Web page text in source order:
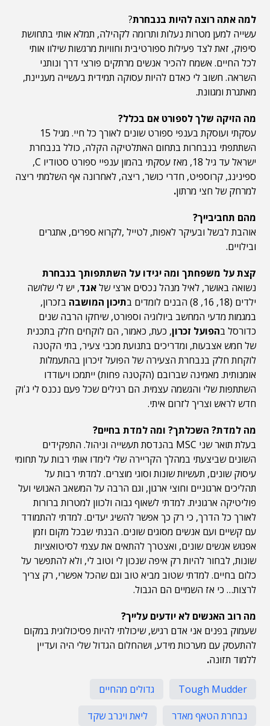
למה אתה רוצה להיות בנבחרת?
עשייה למען מטרות נעלות ותרומה לקהילה, תמלא אותי בתחושת
סיפוק, זאת לצד פעילות ספורטיבית וחוויות מרגשות שילוו אותי
לכל החיים. אשמח להכיר אנשים מרתקים פורצי דרך ונותני
השראה. חשוב לי כאדם להיות עסוקה תמידית בעשייה מעניינת,
מאתגרת ומגוונת.
מה הזיקה שלך לספורט אם בכלל?
עסקתי ועוסקת בענפי ספורט שונים לאורך כל חיי. מגיל 15
השתתפתי בנבחרות בתחום האתלטיקה הקלה, כולל בנבחרת
ישראל עד גיל 18, מאז עסקתי בהמון ענפיי ספורט סטודיו C,
ספינינג, קרוספיט, חדרי כושר, ריצה, לאחרונה אף השלמתי ריצה
למרחק של חצי מרתון.
מהם תחביבייך?
אוהבת לבשל ובעיקר לאפות, לטייל ,לקרוא ספרים, אתגרים
ובילויים.
קצת על משפחתך ומה יגידו על השתתפותך בנבחרת
נשואה באושר, לאיל מנהל נכסים ארצי שלאגד, יש לי שלושה
ילדים (18, 16, 8) הבנים לומדים ב
תיכון המושבה בזכרון,
במגמות מדעי המחשב ביולוגיה וספורט, שיחקו הרבה שנים
כדורסל בהפועל זכרון, כעת, כאמור, הם לוקחים חלק בתכנית
של חמש אצבעות, ומדריכים בתנועת מכבי צעיר, בתי הקטנה
לוקחת חלק בנבחרת הצעירה של הפועל זיכרון בהתעמלות
אומנותית. מאמינה שברובם (הקטנה פחות) ייתמכו ויעודדו
השתתפות שלי והגשמה עצמית. הם רגילים שכל פעם נכנס לי ג'וק
חדש לראש וצריך לזרום איתי.
מה למדת? השכלתך? ומה למדת בחיים?
בעלת תואר שני MSC בהנדסת תעשייה וניהול. התפקידים
השונים שביצעתי במהלך הקריירה שלי לימדו אותי רבות על תחומי
עיסוק שונים, תעשיות שונות וסוגי מוצרים. למדתי רבות על
תהליכים ארגוניים וחוצי ארגון, וגם הרבה על המשאב האנושי ועל
פוליטיקה ארגונית. למדתי לשאוף גבוה ולכוון למטרות ברורות
לאורך כל הדרך, כי רק כך אפשר להשיג יעדים. למדתי להתמודד
עם קשיים ועם אנשים מסוגים שונים. הבנתי שבכל מקום וזמן
אפגוש אנשים שונים, ואצטרך להתאים את עצמי לסיטואציות
שונות, לבחור להיות רק איפה שנכון לי וטוב לי, ולא להתפשר על
כלום בחיים. למדתי שטוב מביא טוב וגם שהכל אפשרי, רק צריך
לרצות… כי אז השמיים הם הגבול.
מה רוב האנשים לא יודעים עלייך?
שעמוק בפנים אני אדם רגיש, שיכולתי להיות פסיכולוגית במקום
להתעסק עם מערכות מידע, ושהחלום הגדול שלי היה ועדיין
ללמוד תזונה.
Tough Mudder
גדולים מהחיים
נבחרת הטאף מאדר
ליאת וינרב שקד